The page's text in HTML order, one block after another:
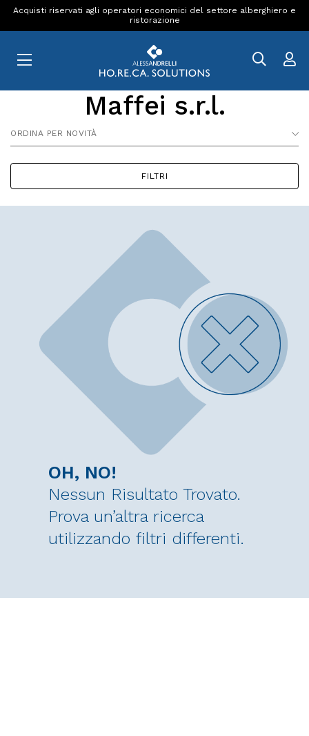
Acquisti riservati agli operatori economici del settore alberghiero e
ristorazione
Maffei s.r.l.
ORDINA PER NOVITÀ
FILTRI
OH, NO!
Nessun Risultato Trovato.
Prova un’altra ricerca
utilizzando filtri differenti.